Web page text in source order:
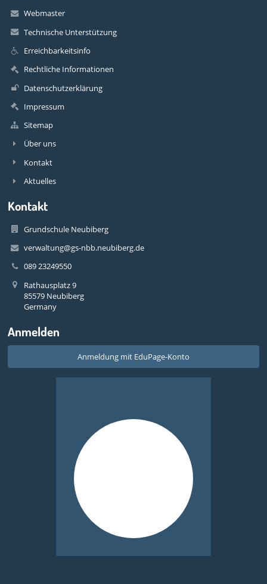
Webmaster
Technische Unterstützung
Erreichbarkeitsinfo
Rechtliche Informationen
Datenschutzerklärung
Impressum
Sitemap
Über uns
Kontakt
Aktuelles
Kontakt
Grundschule Neubiberg
verwaltung@gs-nbb.neubiberg.de
089 23249550‬
Rathausplatz 9
85579 Neubiberg
Germany
Anmelden
Anmeldung mit EduPage-Konto
Benutzernamen oder Passwort vergessen